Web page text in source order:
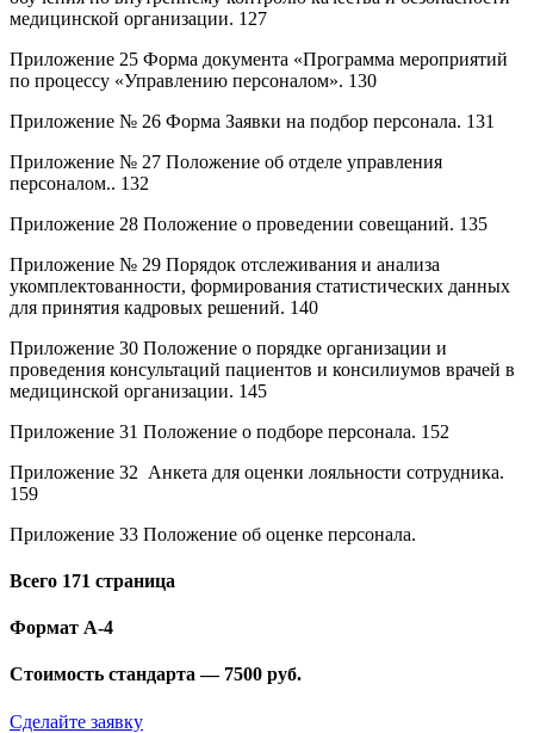
медицинской организации. 127
Приложение 25 Форма документа «Программа мероприятий
по процессу «Управлению персоналом». 130
Приложение № 26 Форма Заявки на подбор персонала. 131
Приложение № 27 Положение об отделе управления
персоналом.. 132
Приложение 28 Положение о проведении совещаний. 135
Приложение № 29 Порядок отслеживания и анализа
укомплектованности, формирования статистических данных
для принятия кадровых решений. 140
Приложение 30 Положение о порядке организации и
проведения консультаций пациентов и консилиумов врачей в
медицинской организации. 145
Приложение 31 Положение о подборе персонала. 152
Приложение 32 Анкета для оценки лояльности сотрудника.
159
Приложение 33 Положение об оценке персонала.
Всего 171 страница
Формат А-4
Стоимость стандарта — 7500 руб.
Сделайте заявку